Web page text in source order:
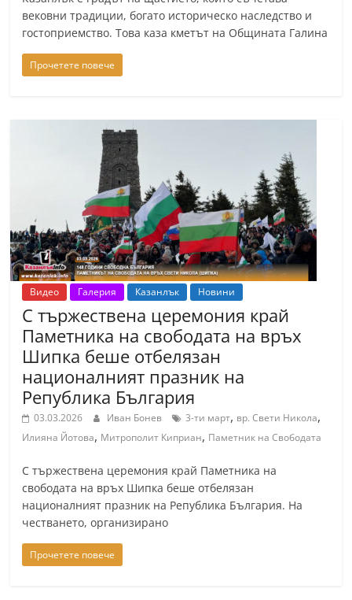
n
l
a
k
i
n
f
o
,
k
a
z
a
n
l
a
k
-
b
.
i
n
f
o
вековни традиции, богато историческо наследство и
гостоприемство. Това каза кметът на Общината Галина
Прочетете повече
Видео Галерия Казанлък Новини
С тържествена церемония край
Паметника на свободата на връх
Шипка беше отбелязан
националният празник на
Република България
03.03.2026 Иван Бонев 3-ти март, вр. Свети Никола,
Илияна Йотова, Митрополит Киприан, Паметник на Свободата
С тържествена церемония край Паметника на
свободата на връх Шипка беше отбелязан
националният празник на Република България. На
честването, организирано
Прочетете повече